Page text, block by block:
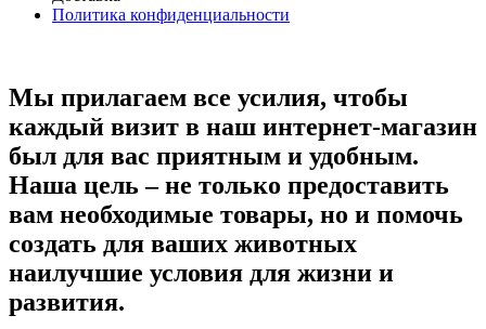
Политика конфиденциальности
Мы прилагаем все усилия, чтобы
каждый визит в наш интернет-магазин
был для вас приятным и удобным.
Наша цель – не только предоставить
вам необходимые товары, но и помочь
создать для ваших животных
наилучшие условия для жизни и
развития.